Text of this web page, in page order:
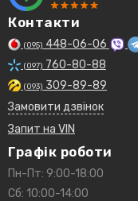
Контакти
(095) 448-06-06
(097) 760-80-88
(093) 309-89-89
Замовити дзвінок
Запит на VIN
Графік роботи
Пн-Пт: 9:00-18:00
Сб: 10:00-14:00